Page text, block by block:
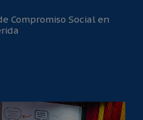
Compromiso Social en